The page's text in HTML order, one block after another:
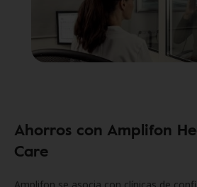
Ahorros con Amplifon
Care